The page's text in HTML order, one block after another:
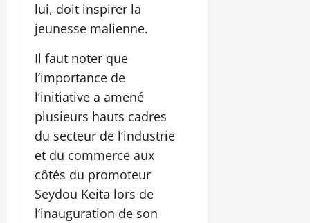
lui, doit inspirer la
jeunesse malienne.
Il faut noter que
l’importance de
l’initiative a amené
plusieurs hauts cadres
du secteur de l’industrie
et du commerce aux
côtés du promoteur
Seydou Keita lors de
l’inauguration de son